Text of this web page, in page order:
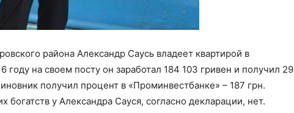
района Александр Саусь владеет квартирой в
году на своем посту он заработал 184 103 гривен и получил 29
получил процент в «Проминвестбанке» – 187 грн.
у Александра Сауся, согласно декларации, нет.